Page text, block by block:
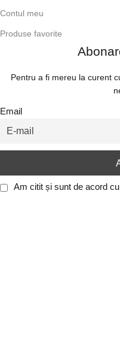
Contul meu
Produse favorite
Pentru a fi mereu la curent
Email
Am citit și sunt de acord cu